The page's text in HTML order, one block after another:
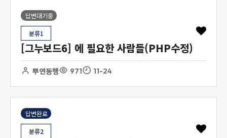
답변대기중
분류1
[그누보드6] 에 필요한 사람들(PHP수정)
뿌연동행 971 11-24
답변완료
분류2